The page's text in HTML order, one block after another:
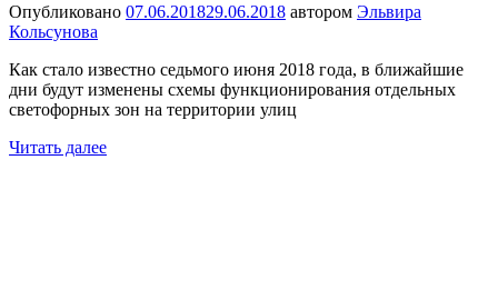
Опубликовано 07.06.201829.06.2018 автором Эльвира
Кольсунова
Как стало известно седьмого июня 2018 года, в ближайшие
дни будут изменены схемы функционирования отдельных
светофорных зон на территории улиц
Читать далее